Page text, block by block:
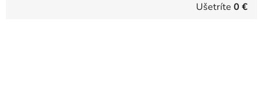
Ušetríte 0 €